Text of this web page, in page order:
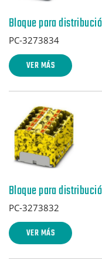
Bloque para
PC-3273834
VER MÁS
Bloque para
PC-3273832
VER MÁS